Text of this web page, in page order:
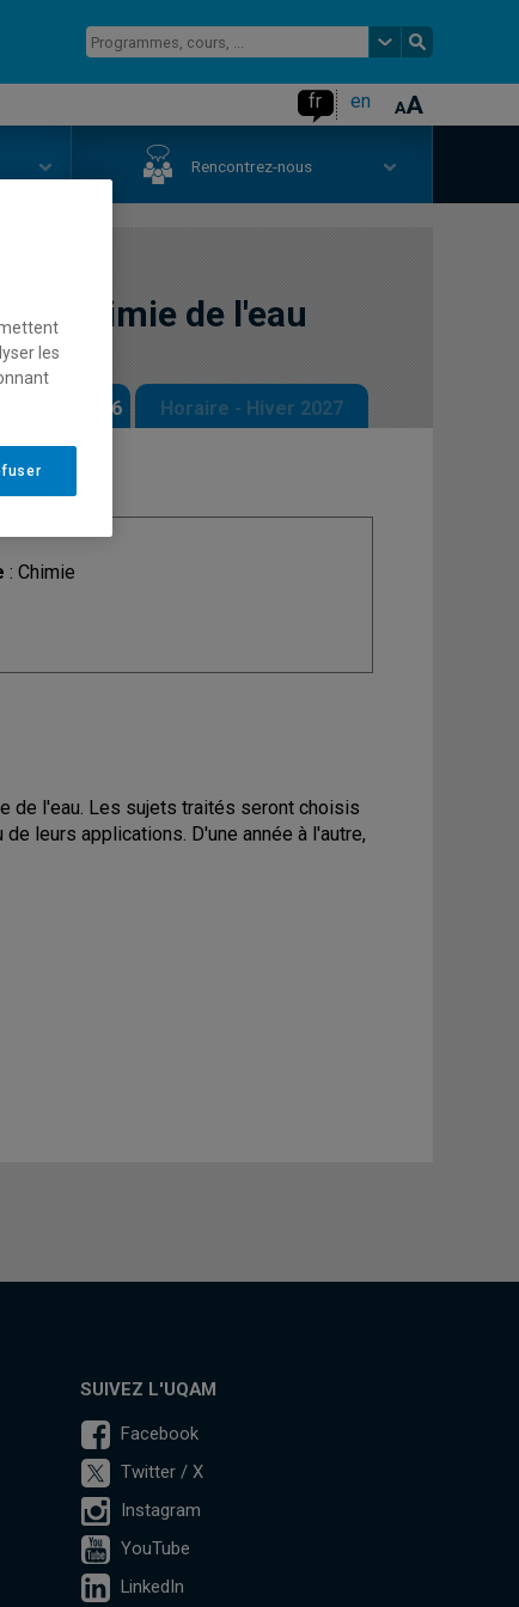
fr en
Rencontrez-nous
en chimie de l'eau
2026 Horaire - Hiver 2027
: Chimie
de l'eau. Les sujets traités seront choisis
leurs applications. D'une année à l'autre,
SUIVEZ L'UQAM
Facebook
Twitter / X
Instagram
YouTube
LinkedIn
les